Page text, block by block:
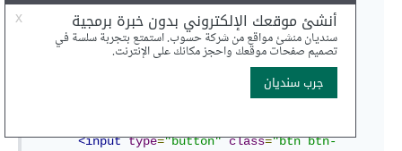
تذكرني على هذا المتصفح</label>
</div>
<input type="button" class="btn btn-